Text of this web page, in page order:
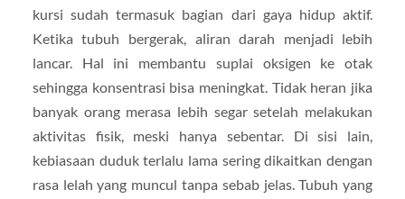
kursi sudah termasuk bagian dari gaya hidup aktif.
Ketika tubuh bergerak, aliran darah menjadi lebih
lancar. Hal ini membantu suplai oksigen ke otak
sehingga konsentrasi bisa meningkat. Tidak heran jika
banyak orang merasa lebih segar setelah melakukan
aktivitas fisik, meski hanya sebentar. Di sisi lain,
kebiasaan duduk terlalu lama sering dikaitkan dengan
rasa lelah yang muncul tanpa sebab jelas. Tubuh yang